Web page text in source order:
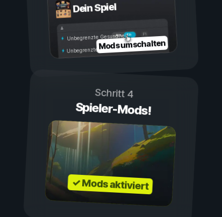
Dein Spiel
Ein
Aus
Unbegrenzte Gesundheit
Unbegrenzte AusdauerMods umschalten
Schritt 4
Spieler-Mods!
✓ Mods aktiviert